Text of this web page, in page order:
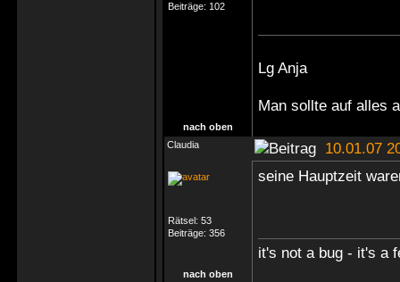
Beiträge: 102
Lg Anja
Man sollte auf alles
nach oben
Claudia
10.01.07
Rätsel: 53
Beiträge: 356
seine Hauptzeit
it's not a bug - it's a
nach oben